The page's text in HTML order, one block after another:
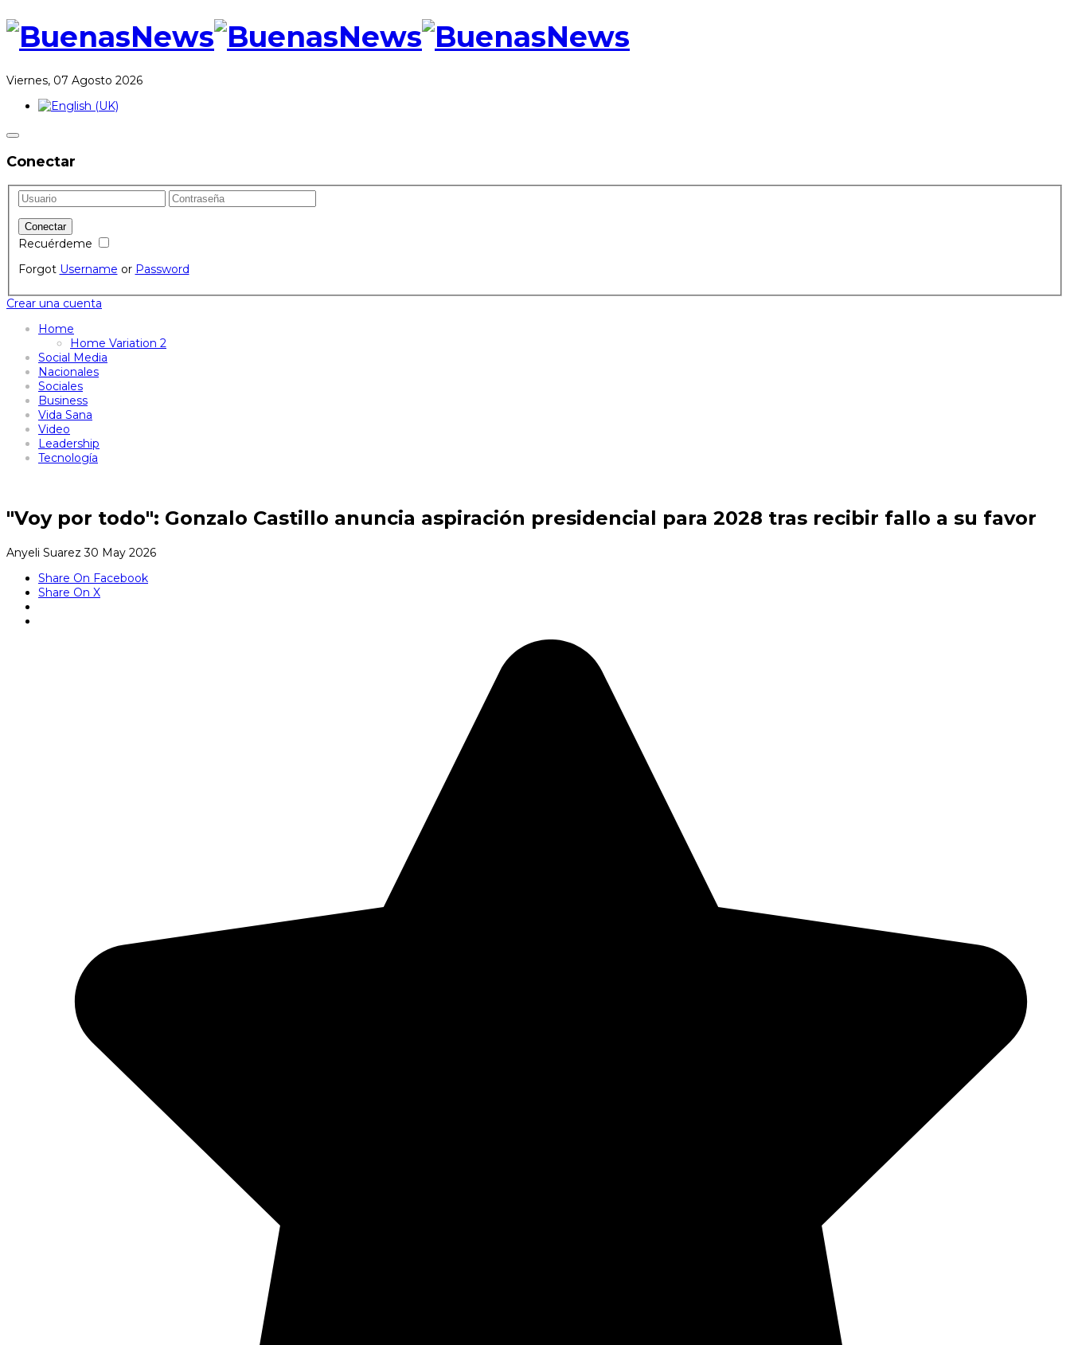
Viernes, 07 Agosto 2026
Conectar
Recuérdeme
Forgot Username or Password
Crear una cuenta
Home
Home Variation 2
Social Media
Nacionales
Sociales
Business
Vida Sana
Video
Leadership
Tecnología
"Voy por todo": Gonzalo Castillo anuncia aspiración presidencial para 2028 tras recibir fallo a su favor
Anyeli Suarez 30 May 2026
Share On Facebook
Share On X